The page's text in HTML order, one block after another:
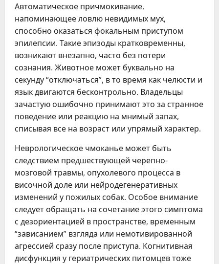
Автоматическое причмокивание,
напоминающее ловлю невидимых мух,
способно оказаться фокальным приступом
эпилепсии. Такие эпизоды кратковременны,
возникают внезапно, часто без потери
сознания. Животное может буквально на
секунду “отключаться”, в то время как челюсти и
язык двигаются бесконтрольно. Владельцы
зачастую ошибочно принимают это за странное
поведение или реакцию на мнимый запах,
списывая все на возраст или упрямый характер.
Неврологическое чмоканье может быть
следствием предшествующей черепно-
мозговой травмы, опухолевого процесса в
височной доле или нейродегенеративных
изменений у пожилых собак. Особое внимание
следует обращать на сочетание этого симптома
с дезориентацией в пространстве, временным
“зависанием” взгляда или немотивированной
агрессией сразу после приступа. Когнитивная
дисфункция у гериатрических питомцев тоже